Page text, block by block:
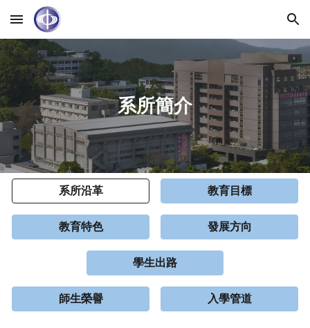
Skip to main content Skip to navigation
系所簡介
系所沿革 教育目標
教育特色 發展方向
學生出路
師生榮譽 入學管道